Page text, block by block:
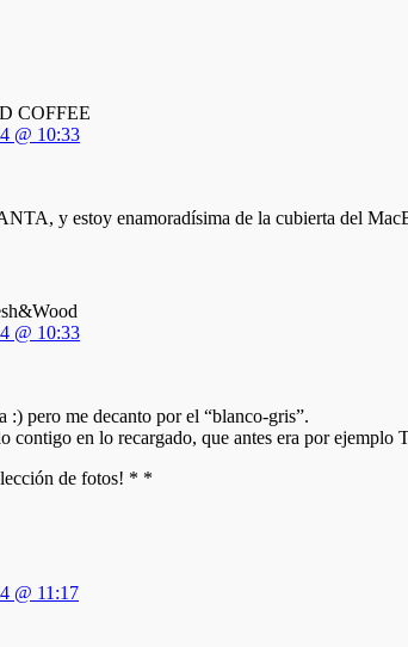
COFFEE
@ 10:33
y estoy enamoradísima de la cubierta del
@ 10:33
:) pero me decanto por el “blanco-gris”.
contigo en lo recargado, que antes era por
de fotos! * *
@ 11:17